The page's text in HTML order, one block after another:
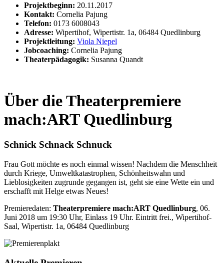
Projektbeginn: 20.11.2017
Kontakt: Cornelia Pajung
Telefon: 0173 6008043
Adresse: Wipertihof, Wipertistr. 1a, 06484 Quedlinburg
Projektleitung: Viola Niepel
Jobcoaching: Cornelia Pajung
Theaterpädagogik: Susanna Quandt
Über die Theaterpremiere
mach:ART Quedlinburg
Schnick Schnack Schnuck
Frau Gott möchte es noch einmal wissen! Nachdem die Menschheit
durch Kriege, Umweltkatastrophen, Schönheitswahn und
Lieblosigkeiten zugrunde gegangen ist, geht sie eine Wette ein und
erschafft mit Helge etwas Neues!
Premieredaten: Theaterpremiere mach:ART Quedlinburg, 06.
Juni 2018 um 19:30 Uhr, Einlass 19 Uhr. Eintritt frei., Wipertihof-
Saal, Wipertistr. 1a, 06484 Quedlinburg